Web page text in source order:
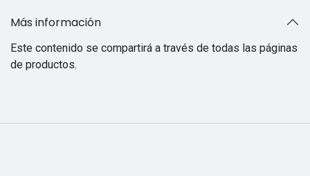
Más información
Este contenido se compartirá a través de todas las páginas
de productos.